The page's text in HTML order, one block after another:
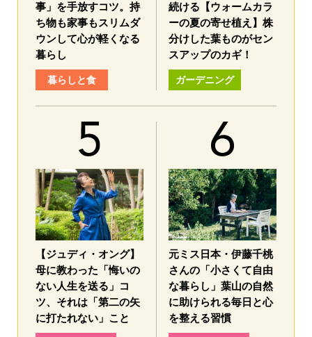
事」を手放すコツ。持
ち物も家事もスリムダ
ウンして心が軽くなる
暮らし
暮らしと食
続ける【ウォームカラ
ーの夏の寄せ植え】株
分けした葉ものがセン
スアップのカギ！
ガーデニング
【ジュディ・オング】
母に教わった「悔いの
ない人生を送る」コ
ツ、それは「第二の矢
に打たれない」こと
元ミス日本・伊藤千桃
さんの「小さくて自由
な暮らし」葉山の自然
に助けられる毎日と心
を整える習慣